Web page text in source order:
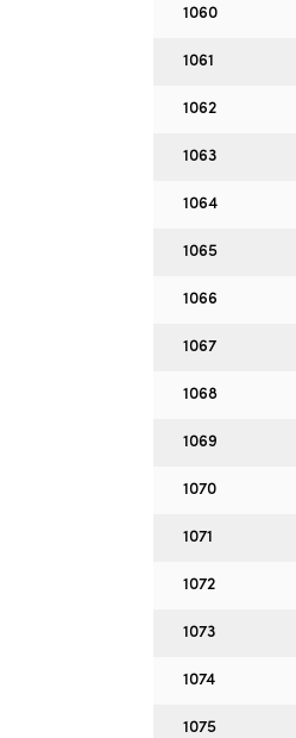
1060
1061
1062
1063
1064
1065
1066
1067
1068
1069
1070
1071
1072
1073
1074
1075